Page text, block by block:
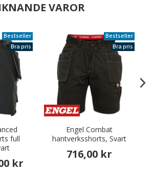
VAROR
Bestseller
Bra pris
full
kr
Bestseller
Bra pris
Engel Combat
hantverksshorts, Svart
716,00 kr